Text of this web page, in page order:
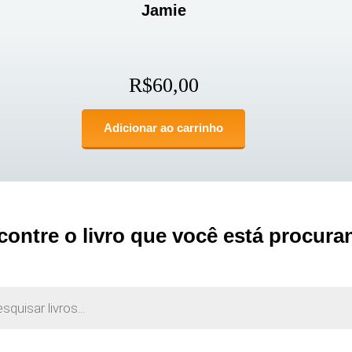
Jamie
R$60,00
Adicionar ao carrinho
o livro que você está